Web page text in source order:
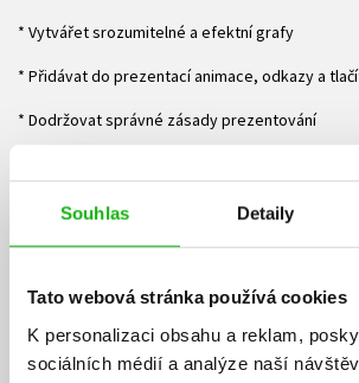
Souhlas Detaily
Tato webová stránka používá cookies
K personalizaci obsahu a reklam,
sociálních médií a analýze naší
* Vytvářet srozumitelné a efektní grafy
* Přidávat do prezentací animace, odkazy a
* Dodržovat správné zásady prezentování
* Pracovat s obrázky ve všech programech
Knihy z edice Jednoduše:
* Neprobírají všechny funkce programu, ale
* Vynikají přehlednou dvoubarevnou sazbou s